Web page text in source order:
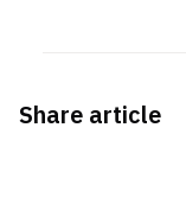
Share article